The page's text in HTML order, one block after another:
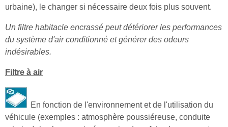
urbaine), le changer si nécessaire deux fois plus souvent.
Un filtre habitacle encrassé peut détériorer les performances
du système d'air conditionné et générer des odeurs
indésirables.
Filtre à air
En fonction de l'environnement et de l'utilisation du
véhicule (exemples : atmosphère poussiéreuse, conduite